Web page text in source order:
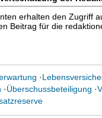
erhalten den Zugriff
Beitrag für die
·
·Überschussbeteiligung ·